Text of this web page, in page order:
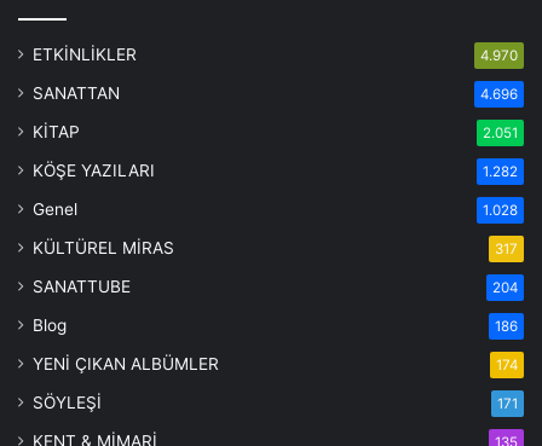
ETKİNLİKLER 4.970
SANATTAN 4.696
KİTAP 2.051
KÖŞE YAZILARI 1.282
Genel 1.028
KÜLTÜREL MİRAS 317
SANATTUBE 204
Blog 186
YENİ ÇIKAN ALBÜMLER 174
SÖYLEŞİ 171
KENT & MİMARİ 135